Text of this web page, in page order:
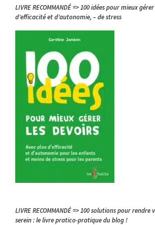
LIVRE RECOMMANDÉ => 100 idées pour mieux
d’efficacité et d’autonomie, – de stress
LIVRE RECOMMANDÉ => 100 solutions pour
serein : le livre pratico-pratique du blog !